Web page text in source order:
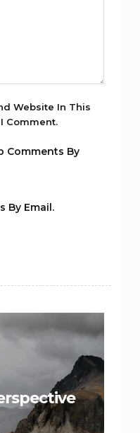
Website In This
Comment.
Comments By
By Email.